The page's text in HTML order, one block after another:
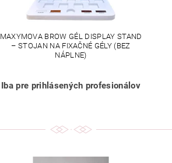
MAXYMOVA BROW GÉL DISPLAY STAND
– STOJAN NA FIXAČNÉ GÉLY (BEZ
NÁPLNE)
Iba pre prihlásených profesionálov